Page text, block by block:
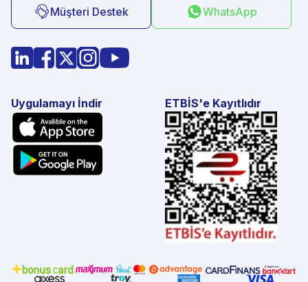
Müşteri Destek WhatsApp
Uygulamayı İndir ETBİS'e Kayıtlıdır